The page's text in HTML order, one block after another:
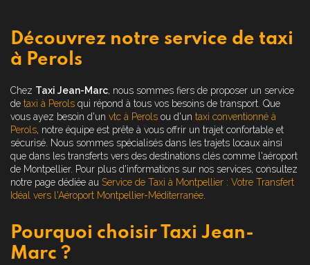
Découvrez notre service de taxi
à Perols
Chez Taxi Jean-Marc, nous sommes fiers de proposer un service
de taxi à Perols qui répond à tous vos besoins de transport. Que
vous ayez besoin d'un vtc à Perols ou d'un taxi conventionné à
Perols, notre équipe est prête à vous offrir un trajet confortable et
sécurisé. Nous sommes spécialisés dans les trajets locaux ainsi
que dans les transferts vers des destinations clés comme l'aéroport
de Montpellier. Pour plus d'informations sur nos services, consultez
notre page dédiée au Service de Taxi à Montpellier : Votre Transfert
Idéal vers l'Aéroport Montpellier-Méditerranée
Pourquoi choisir Taxi Jean-
Marc ?